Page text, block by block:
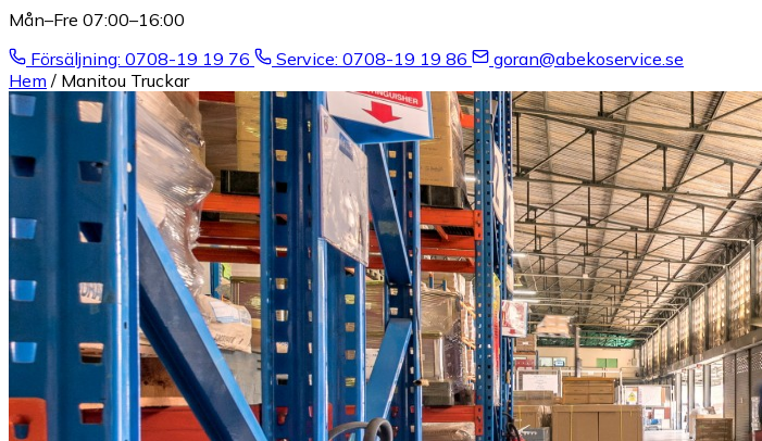
Mån–Fre 07:00–16:00
Försäljning: 0708-19 19 76
Service: 0708-19 19 86
goran@abekoservice.se
Hem / Manitou Truckar